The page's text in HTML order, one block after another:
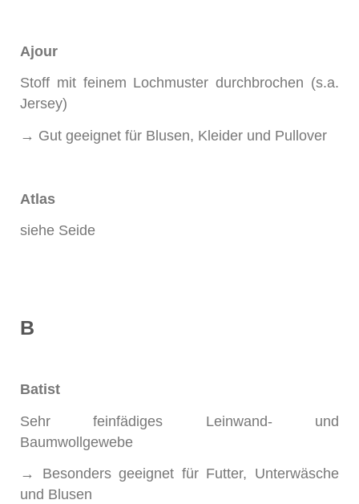
Ajour
Stoff mit feinem Lochmuster durchbrochen (s.a.
Jersey)
→ Gut geeignet für Blusen, Kleider und Pullover
Atlas
siehe Seide
B
Batist
Sehr feinfädiges Leinwand- und
Baumwollgewebe
→ Besonders geeignet für Futter, Unterwäsche
und Blusen